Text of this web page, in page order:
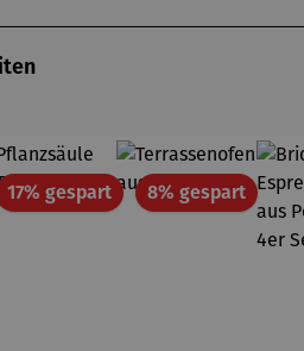
17% gespartRabatt8% gespartRabatt